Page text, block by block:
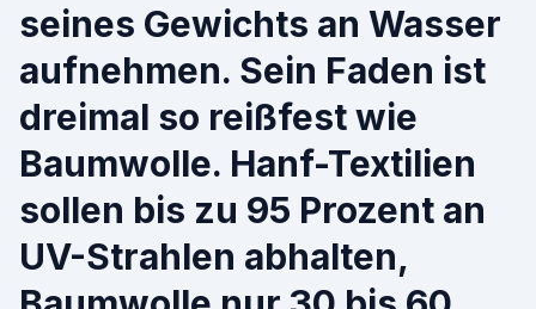
seines Gewichts an Wasser
aufnehmen. Sein Faden ist
dreimal so reißfest wie
Baumwolle. Hanf-Textilien
sollen bis zu 95 Prozent an
UV-Strahlen abhalten,